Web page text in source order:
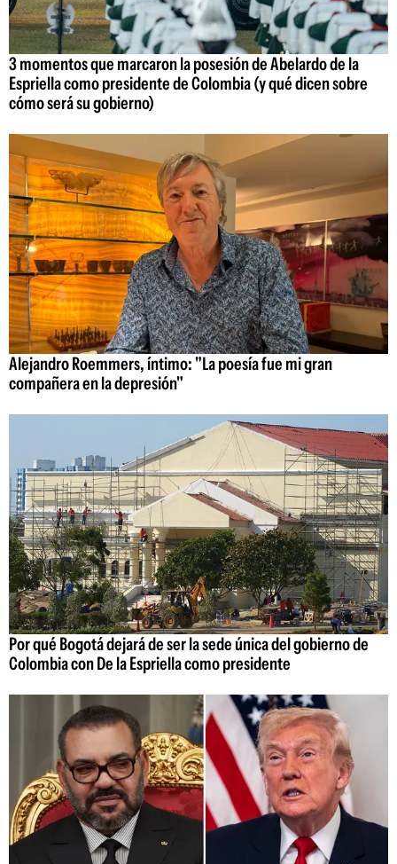
3 momentos que marcaron la posesión de Abelardo de la
Espriella como presidente de Colombia (y qué dicen sobre
cómo será su gobierno)
Alejandro Roemmers, íntimo: "La poesía fue mi gran
compañera en la depresión"
Por qué Bogotá dejará de ser la sede única del gobierno de
Colombia con De la Espriella como presidente